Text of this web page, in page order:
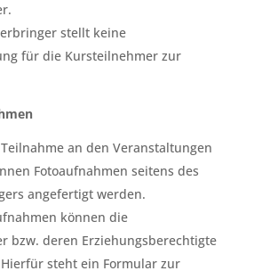
stellt keine
für die Kursteilnehmer zur
an den Veranstaltungen
Fotoaufnahmen seitens des
angefertigt werden.
können die
bzw. deren Erziehungsberechtigte
steht ein Formular zur